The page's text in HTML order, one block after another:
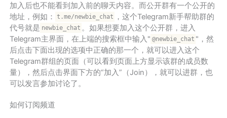
加入后也不能看到加入前的聊天内容。而公开群有一个公开的
地址，例如： t.me/newbie_chat ，这个Telegram新手帮助群的
代号就是 newbie_chat 。如果想要加入这个公开群，进入
Telegram主界面，在上端的搜索框中输入" @newbie_chat "，然
后点击下面出现的选项中正确的那一个，就可以进入这个
Telegram群组的页面（可以看到页面上方显示该群的成员数
量），然后点击界面下方的“加入”（Join），就可以进群，也
可以发言参加讨论了。
如何订阅频道